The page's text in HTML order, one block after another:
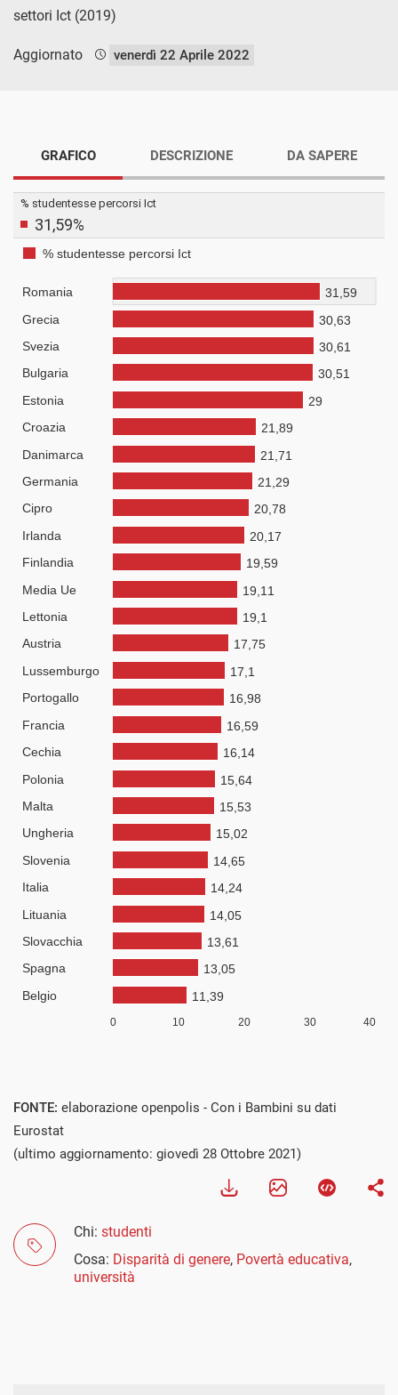
settori Ict (2019)
Aggiornato venerdì 22 Aprile 2022
GRAFICO DESCRIZIONE DA SAPERE
FONTE: elaborazione openpolis - Con i Bambini su dati
Eurostat
(ultimo aggiornamento: giovedì 28 Ottobre 2021)
Chi: studenti
Cosa: Disparità di genere, Povertà educativa,
università